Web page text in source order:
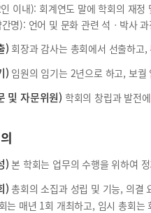
이내): 회계연도 말에 학회의 재
명): 언어 및 문화 관련 석ㆍ박사
) 회장과 감사는 총회에서 선출하고
) 임원의 임기는 2년으로 하고, 보
및 자문위원) 학회의 창립과 발전
) 본 학회는 업무의 수행을 위하여
) 총회의 소집과 성립 및 기능, 의결
는 매년 1회 개최하고, 임시 총회